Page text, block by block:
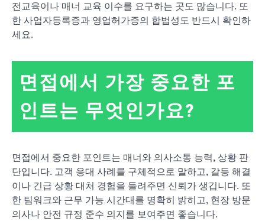
전교육이나 매너 교육 이수를 요구하는 곳도 많습니다. 또
한 사업자등록증과 영업허가증의 합법성도 반드시 확인하
세요.
면접에서 가장 중요한 포
인트는 무엇인가요?
면접에서 중요한 포인트는 매너와 의사소통 능력, 상황 판
단입니다. 고객 응대 사례를 구체적으로 말하고, 갈등 해결
이나 긴급 상황 대처 경험을 들려주면 신뢰가 생깁니다. 또
한 팀워크와 근무 가능 시간대를 명확히 밝히고, 현장 방문
의사나 안전 규정 준수 의지를 보여주면 좋습니다.